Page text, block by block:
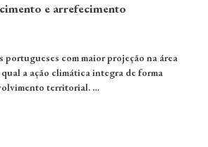
e arrefecimento
com maior projeção na área
a ação climática integra de forma
territorial. …